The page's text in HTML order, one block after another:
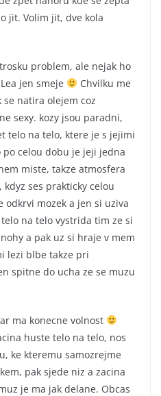
jit. Volim jit, dve kola
problem, ale nejak ho
jen smeje
Chvilku me
natira olejem coz
sexy. kozy jsou paradni,
telo na telo, ktere je s jejimi
celou dobu je jeji jedna
miste, takze atmosfera
ses prakticky celou
odkrvi mozek a jen si uziva
telo na telo vystrida tim ze si
a pak uz si hraje v mem
lezi blbe takze pri
spitne do ucha ze se muzu
ma konecne volnost
huste telo na telo, nos
ke kteremu samozrejme
pak sjede niz a zacina
je ma jak delane. Obcas